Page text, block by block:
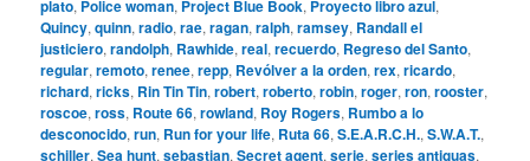
plato, Police woman, Project Blue Book, Proyecto libro azul,
Quincy,quinn,radio,rae,ragan,ralph,ramsey, Randall el
justiciero,randolph, Rawhide,real,recuerdo, Regreso del Santo,
regular,remoto,renee,repp, Revólver a la orden,rex,ricardo,
richard,ricks, Rin Tin Tin,robert,roberto,robin,roger,ron,rooster,
roscoe,ross, Route 66,rowland, Roy Rogers, Rumbo a lo
desconocido,run, Run for your life, Ruta 66,S.E.A.R.C.H.,S.W.A.T.,
schiller,Sea hunt,sebastian,Secret agent,serie,series antiguas,